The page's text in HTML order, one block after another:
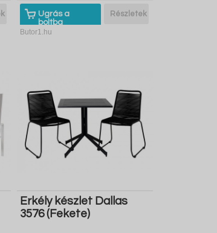
Ugrás a
boltba
Részletek
Butor1.hu
Erkély készlet Dallas
3576 (Fekete)